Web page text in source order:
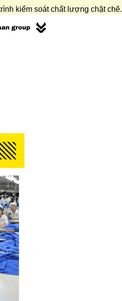
kiểm soát chất lượng chặt chẽ.